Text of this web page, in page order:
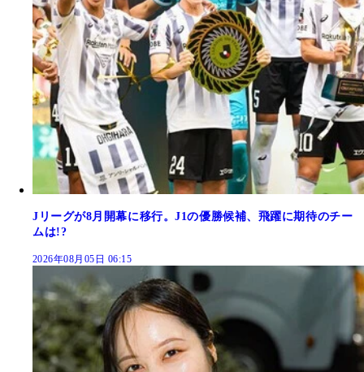
Jリーグが8月開幕に移行。J1の優勝候補、飛躍に期待のチー
ムは!?
2026年08月05日 06:15